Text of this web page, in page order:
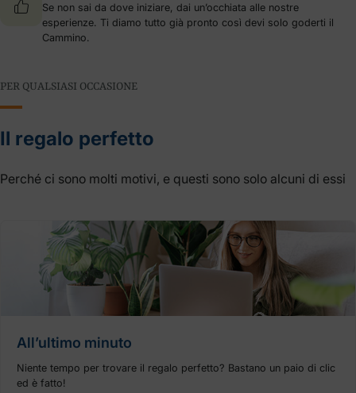
Se non sai da dove iniziare, dai un’occhiata alle nostre
esperienze. Ti diamo tutto già pronto così devi solo goderti il
Cammino.
PER QUALSIASI OCCASIONE
Il regalo perfetto
Perché ci sono molti motivi, e questi sono solo alcuni di essi
All’ultimo minuto
Niente tempo per trovare il regalo perfetto? Bastano un paio di clic
ed è fatto!